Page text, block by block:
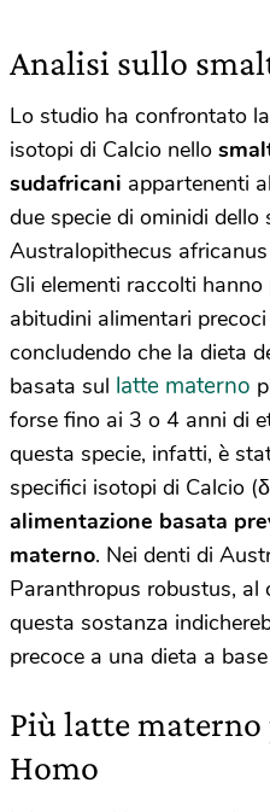
Analisi sullo
Lo studio ha confrontato
isotopi di Calcio nello
sudafricani appartenenti
due specie di ominidi dello
Australopithecus
Gli elementi raccolti
abitudini alimentari
concludendo che la dieta
basata sul latte materno
forse fino ai 3 o 4 anni di
questa specie, infatti, è
specifici isotopi di Calcio
alimentazione basata
materno. Nei denti di
Paranthropus robustus, al
questa sostanza
precoce a una dieta a
Più latte
Homo